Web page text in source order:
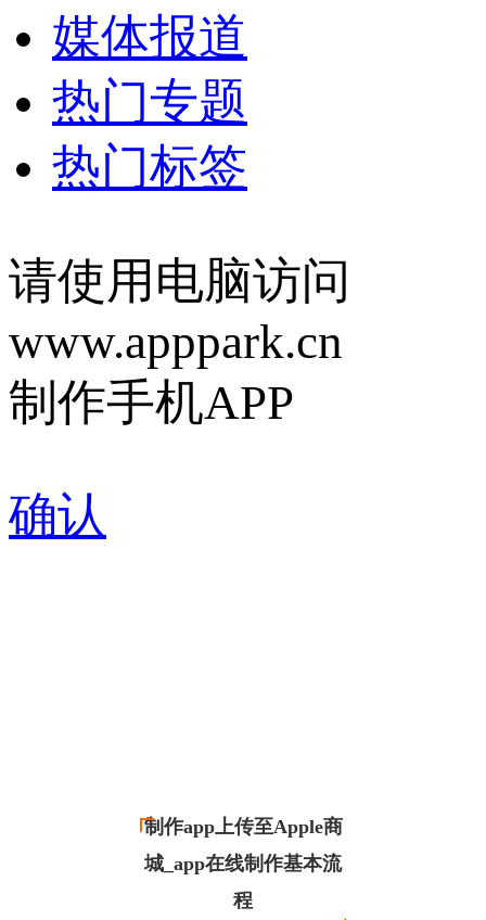
媒体报道
热门专题
热门标签
请使用电脑访问
www.apppark.cn
制作手机APP
确认
制作app上传至Apple商
城_app在线制作基本流
程